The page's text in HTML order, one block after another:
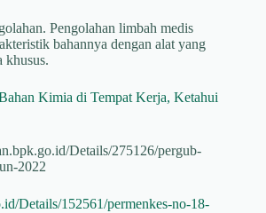
Pengolahan limbah medis
bahannya dengan alat yang
khusus.
Kimia di Tempat Kerja, Ketahui
Details/275126/pergub-
2022
Details/152561/permenkes-no-18-